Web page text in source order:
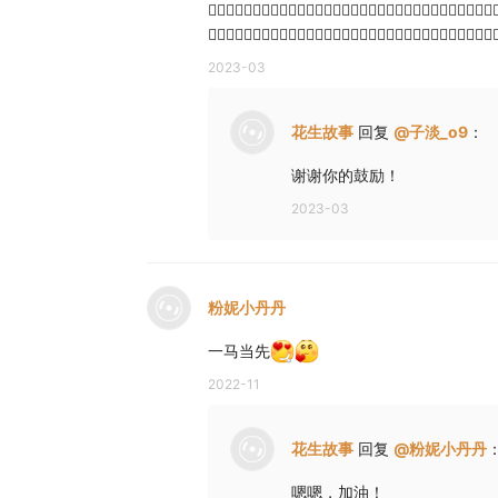
2023-03
花生故事 回复 @子淡_o9 ：
谢谢你的鼓励！
2023-03
粉妮小丹丹
一马当先
2022-11
花生故事 回复 @粉妮小丹丹 ：
嗯嗯，加油！